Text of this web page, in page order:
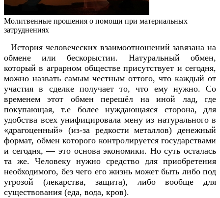
Молитвенные прошения о помощи при материальных
затруднениях
История человеческих взаимоотношений завязана на
обмене или бескорыстии. Натуральный обмен,
который в аграрном обществе присутствует и сегодня,
можно назвать самым честным оттого, что каждый от
участия в сделке получает то, что ему нужно. Со
временем этот обмен перешёл на иной лад, где
покупающая, т.е более нуждающаяся сторона, для
удобства всех унифицировала мену из натурального в
«драгоценный» (из-за редкости металлов) денежный
формат, обмен которого контролируется государствами
и сегодня, — это основа экономики. Но суть осталась
та же. Человеку нужно средство для приобретения
необходимого, без чего его жизнь может быть либо под
угрозой (лекарства, защита), либо вообще для
существования (еда, вода, кров).